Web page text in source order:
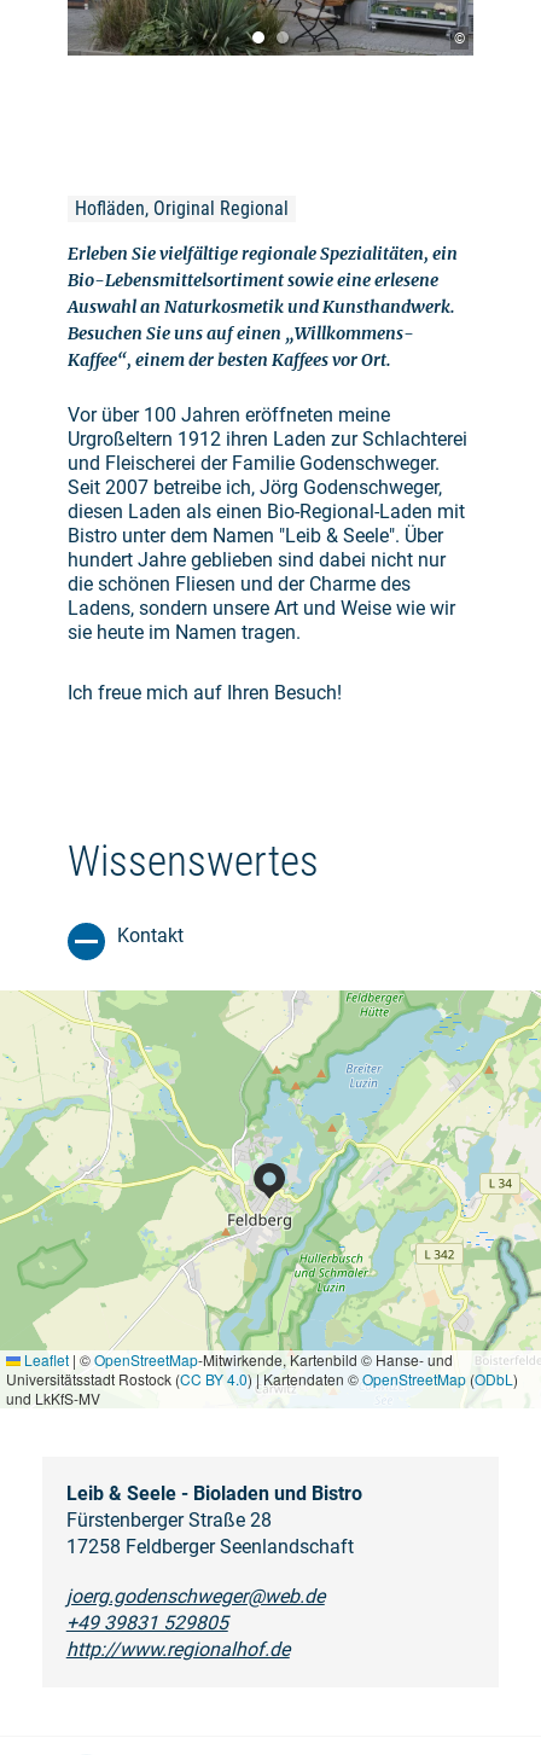
©
Hofläden, Original Regional
Erleben Sie vielfältige regionale Spezialitäten, ein
Bio-Lebensmittelsortiment sowie eine erlesene
Auswahl an Naturkosmetik und Kunsthandwerk.
Besuchen Sie uns auf einen „Willkommens-
Kaffee“, einem der besten Kaffees vor Ort.
Vor über 100 Jahren eröffneten meine
Urgroßeltern 1912 ihren Laden zur Schlachterei
und Fleischerei der Familie Godenschweger.
Seit 2007 betreibe ich, Jörg Godenschweger,
diesen Laden als einen Bio-Regional-Laden mit
Bistro unter dem Namen "Leib & Seele". Über
hundert Jahre geblieben sind dabei nicht nur
die schönen Fliesen und der Charme des
Ladens, sondern unsere Art und Weise wie wir
sie heute im Namen tragen.
Ich freue mich auf Ihren Besuch!
Wissenswertes
Kontakt
Leaflet | ©OpenStreetMap-Mitwirkende, Kartenbild © Hanse- und
Universitätsstadt Rostock (CC BY 4.0) | Kartendaten ©OpenStreetMap (ODbL )
und LkKfS-MV
Leib & Seele - Bioladen und Bistro
Fürstenberger Straße 28
17258 Feldberger Seenlandschaft
joerg.godenschweger@web.de
+49 39831 529805
http://www.regionalhof.de